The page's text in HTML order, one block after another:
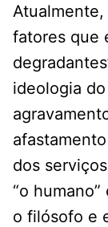
fatores que
ideologia do
dos
“o
o filósofo e